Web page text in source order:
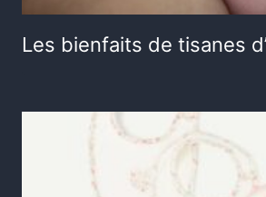
Les bienfaits de tisanes